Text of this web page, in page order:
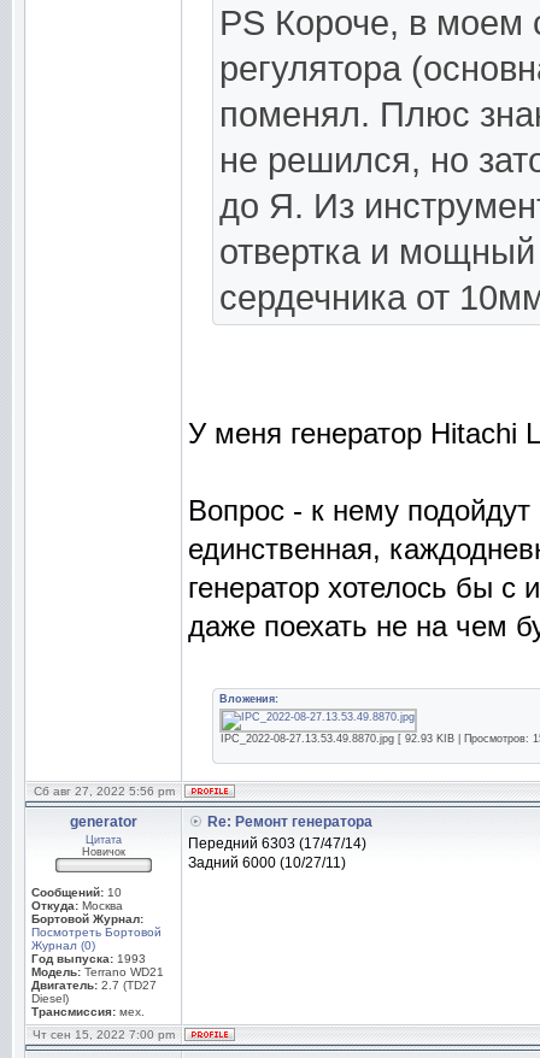
PS Короче, в моем
регулятора
поменял. Плюс
не решился, но
до Я. Из
отвертка и
сердечника от
У меня генератор Hitachi
Вопрос - к нему
единственная,
генератор хотелось бы
даже поехать не на чем
Вложения:
IPC_2022-08-27.13.53.49.8870.jpg [ 92.93 KIB | Просмотров:
Сб авг 27, 2022 5:56 pm
generator
Цитата
Новичок
Сообщений: 10
Откуда: Москва
Бортовой Журнал:
Посмотреть Бортовой
Журнал (0)
Год выпуска: 1993
Модель: Terrano WD21
Двигатель: 2.7 (TD27
Diesel)
Трансмиссия: мех.
Re: Ремонт генератора
Передний 6303 (17/47/14)
Задний 6000 (10/27/11)
Чт сен 15, 2022 7:00 pm